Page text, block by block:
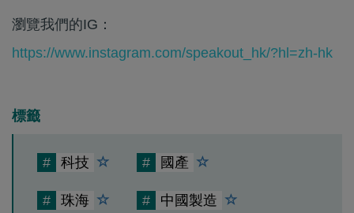
瀏覽我們的IG：
https://www.instagram.com/speakout_hk/?hl=zh-hk
標籤
# 科技 # 國產
# 珠海 # 中國製造